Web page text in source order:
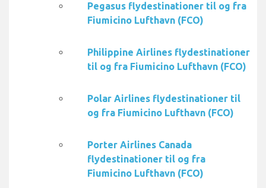
Pegasus flydestinationer til og fra
Fiumicino Lufthavn (FCO)
Philippine Airlines flydestinationer
til og fra Fiumicino Lufthavn (FCO)
Polar Airlines flydestinationer til
og fra Fiumicino Lufthavn (FCO)
Porter Airlines Canada
flydestinationer til og fra
Fiumicino Lufthavn (FCO)